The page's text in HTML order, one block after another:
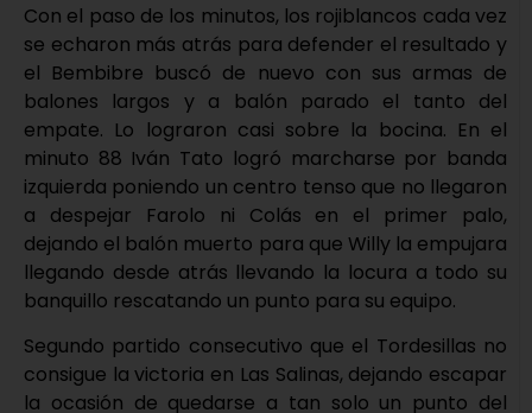
Con el paso de los minutos, los rojiblancos cada vez
se echaron más atrás para defender el resultado y
el Bembibre buscó de nuevo con sus armas de
balones largos y a balón parado el tanto del
empate. Lo lograron casi sobre la bocina. En el
minuto 88 Iván Tato logró marcharse por banda
izquierda poniendo un centro tenso que no llegaron
a despejar Farolo ni Colás en el primer palo,
dejando el balón muerto para que Willy la empujara
llegando desde atrás llevando la locura a todo su
banquillo rescatando un punto para su equipo.
Segundo partido consecutivo que el Tordesillas no
consigue la victoria en Las Salinas, dejando escapar
la ocasión de quedarse a tan solo un punto del